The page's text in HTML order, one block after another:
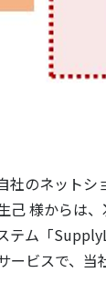
社のネット
様からは
テム「
ビスで、当